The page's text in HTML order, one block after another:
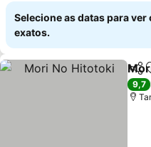
Selecione as datas para ver
exatos.
9,7